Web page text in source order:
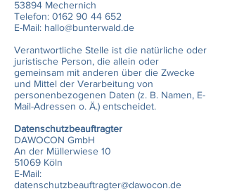
53894 Mechernich
Telefon: 0162 90 44 652
E-Mail: hallo@bunterwald.de
Verantwortliche Stelle ist die natürliche oder
juristische Person, die allein oder
gemeinsam mit anderen über die Zwecke
und Mittel der Verarbeitung von
personenbezogenen Daten (z. B. Namen, E-
Mail-Adressen o. Ä.) entscheidet.
Datenschutzbeauftragter
DAWOCON GmbH
An der Müllerwiese 10
51069 Köln
E-Mail:
datenschutzbeauftragter@dawocon.de